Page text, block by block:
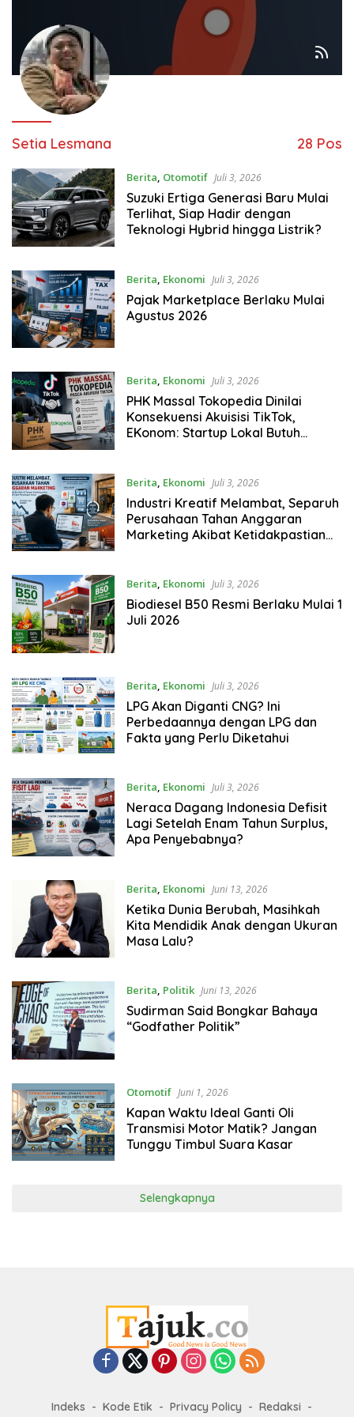
Setia Lesmana 28 Pos
Berita, Otomotif Juli 3, 2026
Suzuki Ertiga Generasi Baru Mulai
Terlihat, Siap Hadir dengan
Teknologi Hybrid hingga Listrik?
Berita, Ekonomi Juli 3, 2026
Pajak Marketplace Berlaku Mulai
Agustus 2026
Berita, Ekonomi Juli 3, 2026
PHK Massal Tokopedia Dinilai
Konsekuensi Akuisisi TikTok,
EKonom: Startup Lokal Butuh
Berita, Ekonomi Juli 3, 2026
Industri Kreatif Melambat, Separuh
Perusahaan Tahan Anggaran
Marketing Akibat Ketidakpastian
Berita, Ekonomi Juli 3, 2026
Biodiesel B50 Resmi Berlaku Mulai 1
Juli 2026
Berita, Ekonomi Juli 3, 2026
LPG Akan Diganti CNG? Ini
Perbedaannya dengan LPG dan
Fakta yang Perlu Diketahui
Berita, Ekonomi Juli 3, 2026
Neraca Dagang Indonesia Defisit
Lagi Setelah Enam Tahun Surplus,
Apa Penyebabnya?
Berita Ekonomi Juni 13, 2026
Ketika Dunia Berubah, Masihkah
Kita Mendidik Anak dengan Ukuran
Masa Lalu?
Berita, Politik Juni 13, 2026
Sudirman Said Bongkar Bahaya
“Godfather Politik”
Otomotif Juni 1, 2026
Kapan Waktu Ideal Ganti Oli
Transmisi Motor Matik? Jangan
Tunggu Timbul Suara Kasar
Selengkapnya
Indeks Kode Etik Privacy Policy Redaksi